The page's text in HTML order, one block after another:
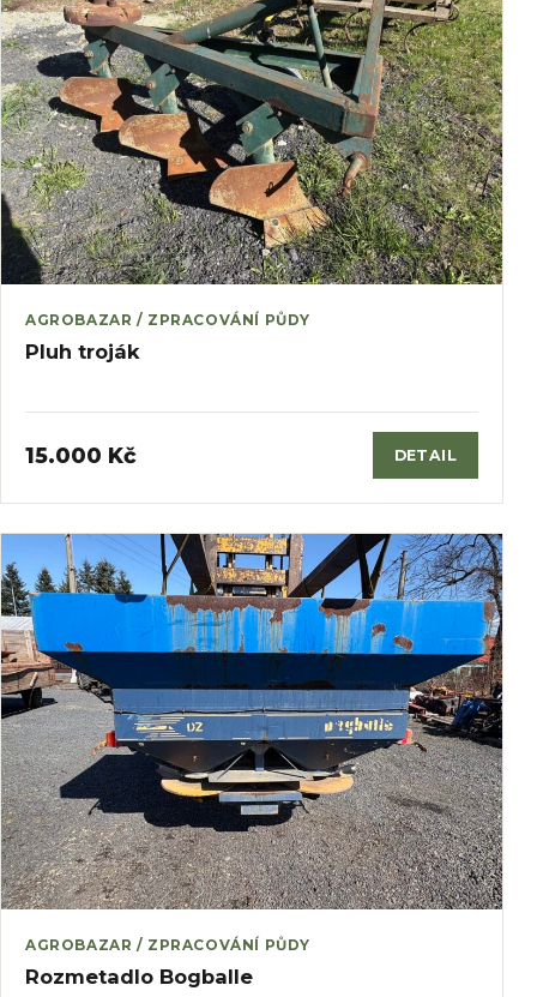
AGROBAZAR / ZPRACOVÁNÍ PŮDY
Pluh troják
15.000 Kč DETAIL
AGROBAZAR / ZPRACOVÁNÍ PŮDY
Rozmetadlo Bogballe